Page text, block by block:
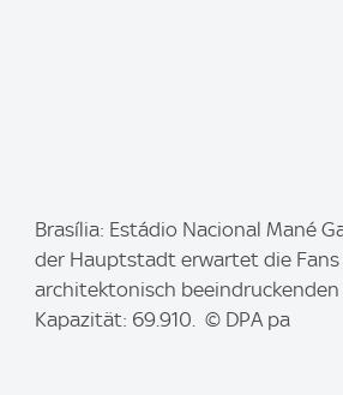
m
Brasília: Estádio Nacional Mané
der Hauptstadt erwartet die
architektonisch beeindruckenden
Kapazität: 69.910. © DPA pa